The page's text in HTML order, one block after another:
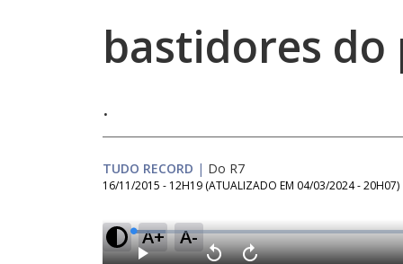
bastidores
.
TUDO RECORD | Do R7
16/11/2015 - 12H19 (ATUALIZADO EM 04/03/2024 - 20H07)
A+ A-
L
o
d